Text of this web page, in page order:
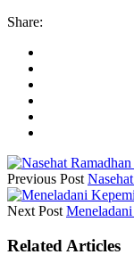
Share:
Previous Post
Next Post
Related Articles